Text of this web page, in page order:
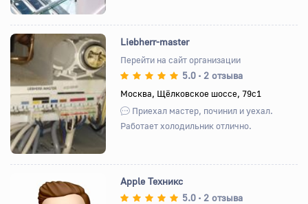
Назад Вперед
Liebherr-master
Перейти на сайт организации
5.0 • 2 отзыва
Москва, Щёлковское шоссе, 79с1
Приехал мастер, починил и уехал.
Работает холодильник отлично.
Apple Техникс
5.0 • 2 отзыва